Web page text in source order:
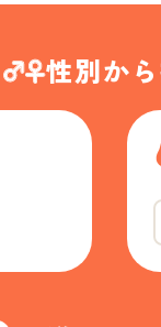
性別か